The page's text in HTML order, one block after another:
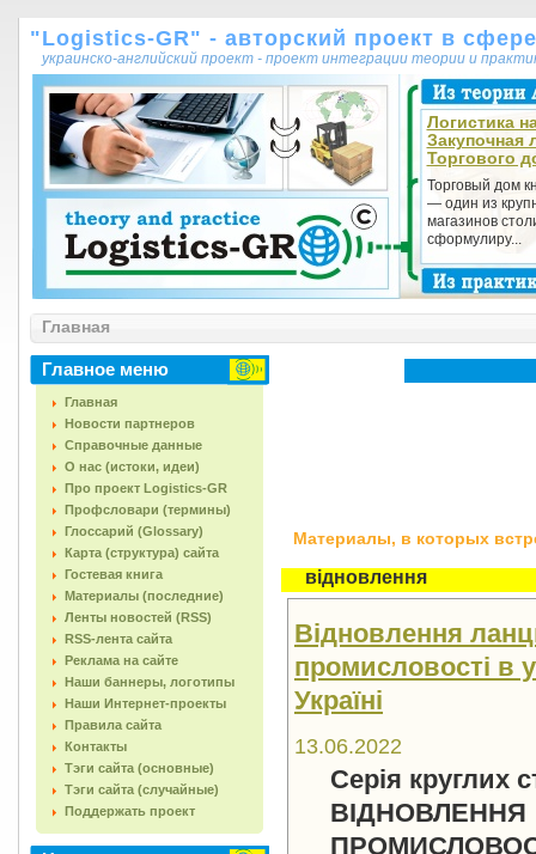
"Logistics-GR" - авторский проект в
украинско-английский проект - проект интеграции теории и
Логистика
Закупочная
Торгового
Торговый дом
— один из
магазинов
сформулиру...
Главная
Главное меню
Главная
Новости партнеров
Справочные данные
О нас (истоки, идеи)
Про проект Logistics-GR
Профсловари (термины)
Глоссарий (Glossary)
Карта (структура) сайта
Гостевая книга
Материалы (последние)
Ленты новостей (RSS)
RSS-лента сайта
Реклама на сайте
Наши баннеры, логотипы
Наши Интернет-проекты
Правила сайта
Контакты
Тэги сайта (основные)
Тэги сайта (случайные)
Поддержать проект
Материалы, в которых
відновлення
Відновлення
промисловості в
Україні
13.06.2022
Серія круглих